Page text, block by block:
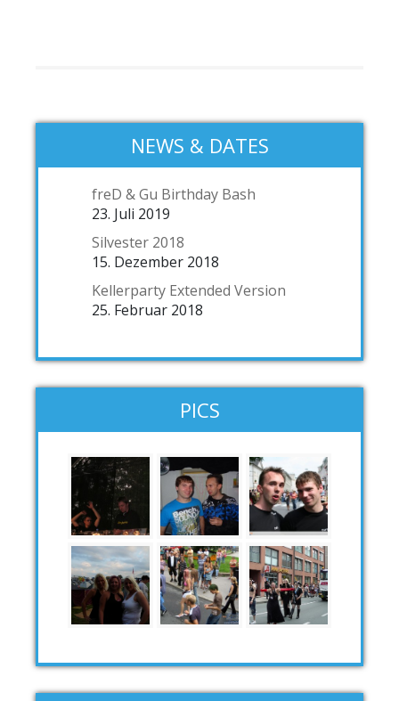
NEWS & DATES
freD & Gu Birthday Bash
23. Juli 2019
Silvester 2018
15. Dezember 2018
Kellerparty Extended Version
25. Februar 2018
PICS